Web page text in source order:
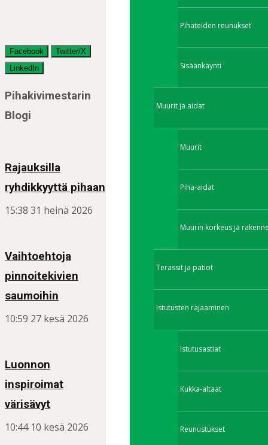
Pihateiden reunukset
Sisäänkäynti
Muurit ja aidat
Muurit
Piha-aidat
Muurin korkeus ja
Terassit ja patiot
Istutusten rajaaminen
Istutusastiat
Kukka-altaat
Reunustukset
Facebook
Twitter/X
LinkedIn
Post
navigation
Pihakivimestarin
Blogi
Rajauksilla
ryhdikkyyttä pihaan
15:38 31 heinä 2026
Vaihtoehtoja
pinnoitekivien
saumoihin
10:59 27 kesä 2026
Luonnon
inspiroimat
värisävyt
10:44 10 kesä 2026